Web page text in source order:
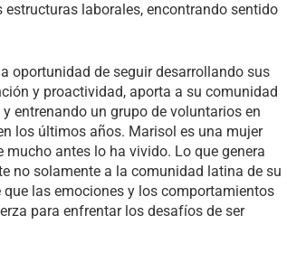
laborales, encontrando sentido
oportunidad de seguir desarrollando sus
y proactividad, aporta a su comunidad
entrenando un grupo de voluntarios en
los últimos años. Marisol es una mujer
antes lo ha vivido. Lo que genera
no solamente a la comunidad latina de su
las emociones y los comportamientos
para enfrentar los desafíos de ser